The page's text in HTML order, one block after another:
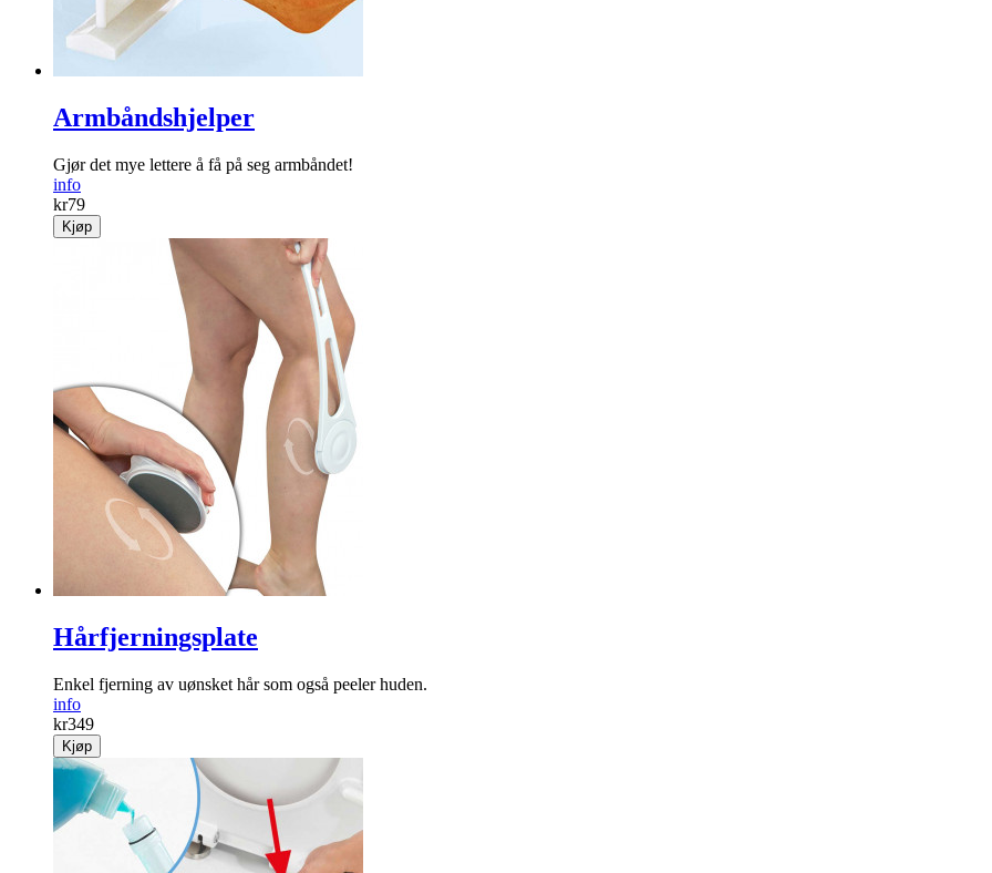
Armbåndshjelper
Gjør det mye lettere å få på seg arm­båndet!
info
kr79
Kjøp
Hårfjerningsplate
Enkel fjerning av uønsket hår som også peeler huden.
info
kr349
Kjøp